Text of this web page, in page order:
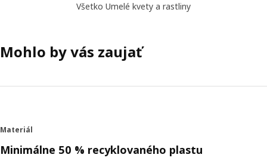
Všetko Umelé kvety a rastliny
Mohlo by vás zaujať
Materiál
Minimálne 50 % recyklovaného plastu